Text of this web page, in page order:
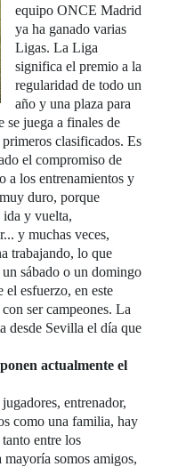
equipo ONCE Madrid
ya ha ganado varias
Ligas. La Liga
significa el premio a la
regularidad de todo un
año y una plaza para
se juega a finales de
clasificados. Es
el compromiso de
a los entrenamientos y
duro, porque
ida y vuelta,
y muchas veces,
trabajando, lo que
un sábado o un domingo
el esfuerzo, en este
ser campeones. La
desde Sevilla el día que
actualmente el
entrenador,
como una familia, hay
entre los
somos amigos,